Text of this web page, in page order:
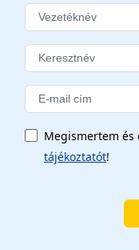
Megismertem és
tájékoztatót!